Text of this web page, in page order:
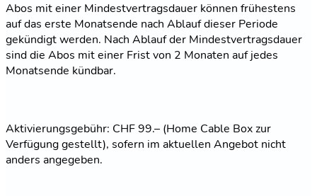
Abos mit einer Mindestvertragsdauer können frühestens
auf das erste Monatsende nach Ablauf dieser Periode
gekündigt werden. Nach Ablauf der Mindestvertragsdauer
sind die Abos mit einer Frist von 2 Monaten auf jedes
Monatsende kündbar.
Aktivierungsgebühr: CHF 99.– (Home Cable Box zur
Verfügung gestellt), sofern im aktuellen Angebot nicht
anders angegeben.